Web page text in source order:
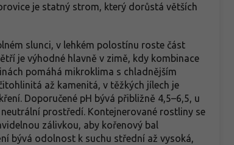
je statný strom, který dorůstá větších
slunci, v lehkém polostínu roste část
je výhodné hlavně v zimě, kdy kombinace
pomáhá mikroklima s chladnějším
až kamenitá, v těžkých jílech je
Doporučené pH bývá přibližně 4,5–6,5, u
prostředí. Kontejnerované rostliny se
zálivkou, aby kořenový bal
bývá odolnost k suchu střední až vysoká,